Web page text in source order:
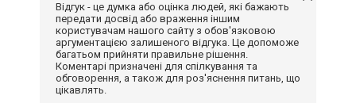
Відгук - це думка або оцінка людей, які бажають
передати досвід або враження іншим
користувачам нашого сайту з обов'язковою
аргументацією залишеного відгука. Це допоможе
багатьом прийняти правильне рішення.
Коментарі призначені для спілкування та
обговорення, а також для роз'яснення питань, що
цікавлять.